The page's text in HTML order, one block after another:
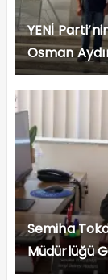
YENİ
Osman
Semiha
Müdürlüğü